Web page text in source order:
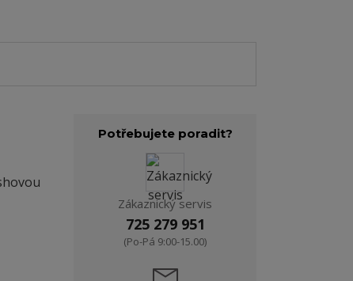
Potřebujete poradit?
Zákaznický servis
725 279 951
(Po-Pá 9:00-15.00)